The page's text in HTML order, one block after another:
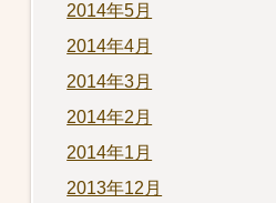
2014年5月
2014年4月
2014年3月
2014年2月
2014年1月
2013年12月